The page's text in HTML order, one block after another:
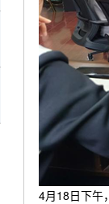
4月18日下午